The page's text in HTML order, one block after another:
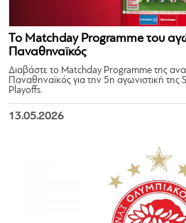
Το Matchday Programme του
Παναθηναϊκός
Διαβάστε το Matchday Programme της
Παναθηναϊκός για την 5η αγωνιστική
Playoffs.
13.05.2026